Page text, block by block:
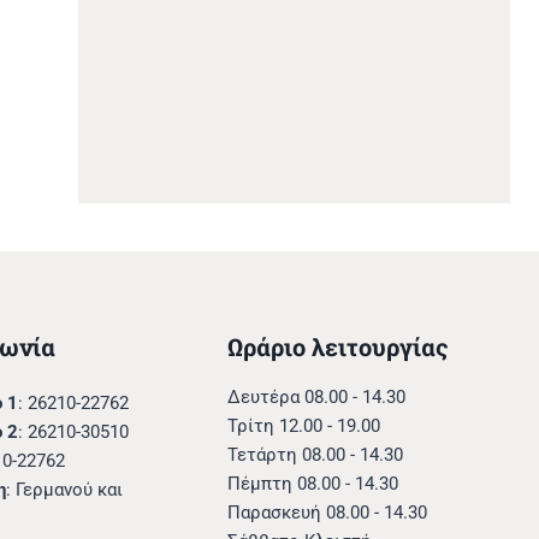
1 : 26210-22762
2: 26210-30510
22762
: Γερμανού και
Ωράριο λειτουργίας
Δευτέρα 08.00 - 14.30
Τρίτη 12.00 - 19.00
Τετάρτη 08.00 - 14.30
Πέμπτη 08.00 - 14.30
Παρασκευή 08.00 - 14.30